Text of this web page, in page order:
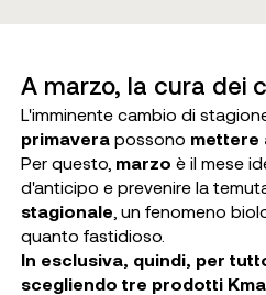
A marzo, la cura dei
L'imminente cambio di
primaverapossono mettere
Per questo, marzo è il mese
d'anticipo e prevenire la
stagionale , un fenomeno
quanto fastidioso.
In esclusiva, quindi, per
scegliendo tre prodotti